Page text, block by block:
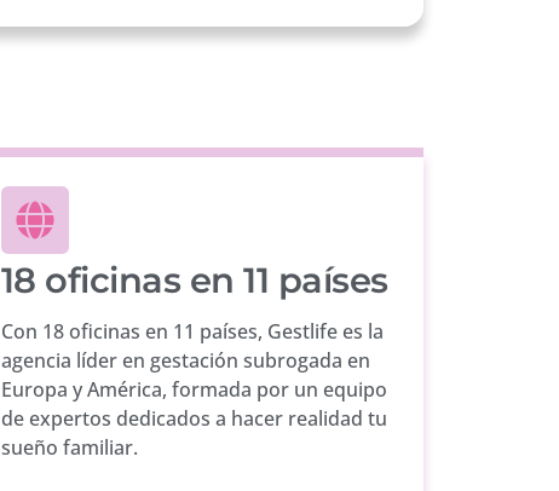
18 oficinas en 11 países
Con 18 oficinas en 11 países, Gestlife es la
agencia líder en gestación subrogada en
Europa y América, formada por un equipo
de expertos dedicados a hacer realidad tu
sueño familiar.